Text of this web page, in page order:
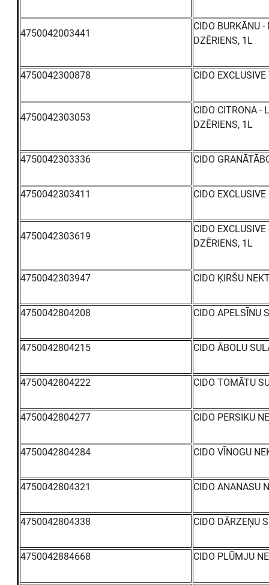
4750042003441
CIDO BURKĀNU
DZĒRIENS, 1L
4750042300878 CIDO
4750042303053
CIDO CITRONA -
DZĒRIENS, 1L
4750042303336 CIDO
4750042303411 CIDO
4750042303619
CIDO
DZĒRIENS, 1L
4750042303947 CIDO ĶIRŠU
4750042804208 CIDO APELSĪNU
4750042804215 CIDO ĀBOLU
4750042804222 CIDO TOMĀTU
4750042804277 CIDO PERSIKU
4750042804284 CIDO VĪNOGU
4750042804321 CIDO ANANASU
4750042804338 CIDO DĀRZEŅU
4750042884668 CIDO PLŪMJU